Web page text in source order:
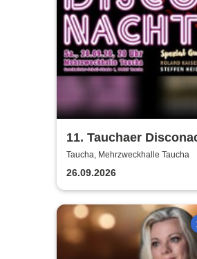
11. Tauchaer
Herbstedition
Taucha, Mehrzweckhalle Taucha
26.09.2026